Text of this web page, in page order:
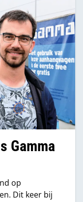
Gamma
op
Dit keer bij